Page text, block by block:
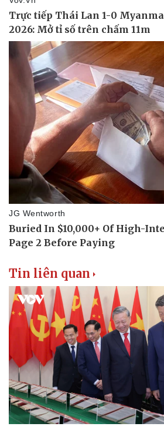
Sức khỏe
Dinh dưỡng - món ngon
Cây thuốc
Sản phụ khoa
Nhi khoa
Nam khoa
Ăn sạch sống khỏe
Đời
Nhà
Blog
Tình
Tin liên quan